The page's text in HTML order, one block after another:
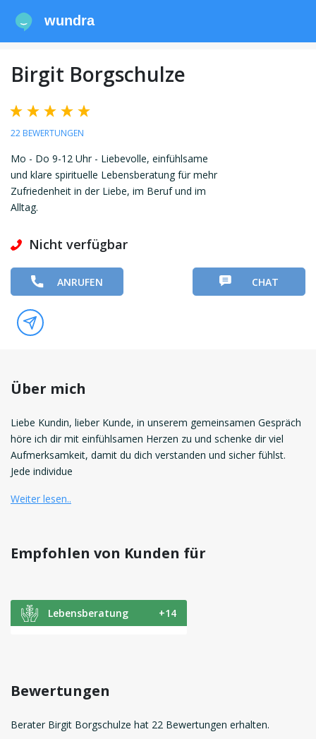
wundra
Birgit Borgschulze
22 BEWERTUNGEN
Mo - Do 9-12 Uhr - Liebevolle, einfühlsame
und klare spirituelle Lebensberatung für mehr
Zufriedenheit in der Liebe, im Beruf und im
Alltag.
Nicht verfügbar
ANRUFEN CHAT
Über mich
Liebe Kundin, lieber Kunde, in unserem gemeinsamen Gespräch
höre ich dir mit einfühlsamen Herzen zu und schenke dir viel
Aufmerksamkeit, damit du dich verstanden und sicher fühlst.
Jede individue
Weiter lesen..
Empfohlen von Kunden für
Lebensberatung +14
Bewertungen
Berater Birgit Borgschulze hat 22 Bewertungen erhalten.